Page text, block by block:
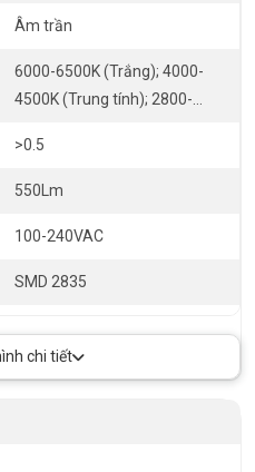
Âm trần
6000-6500K (Trắng); 4000-
4500K (Trung tính); 2800-
>0.5
550Lm
100-240VAC
SMD 2835
chi tiết